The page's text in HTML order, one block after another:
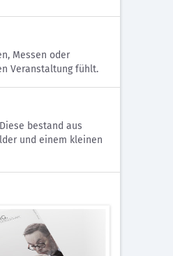
Messen oder
Veranstaltung fühlt.
bestand aus
und einem kleinen